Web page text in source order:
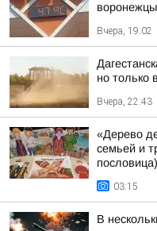
Вчера, 19:02
но только
Вчера, 22:43
«Дерево
семьей и
пословица)
03:15
В